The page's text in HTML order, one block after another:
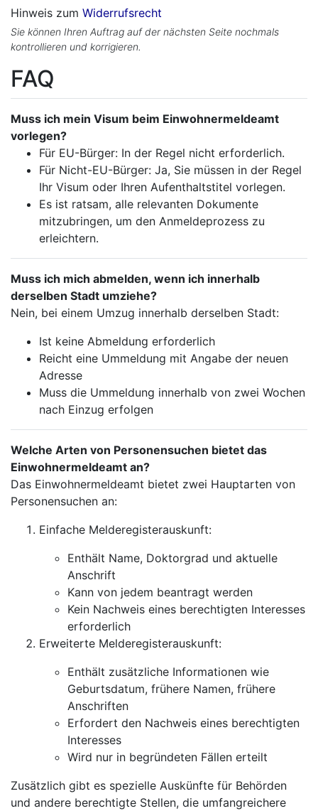
Hinweis zum Widerrufsrecht
Sie können Ihren Auftrag auf der nächsten Seite nochmals
kontrollieren und korrigieren.
FAQ
Muss ich mein Visum beim Einwohnermeldeamt
vorlegen?
Für EU-Bürger: In der Regel nicht erforderlich.
Für Nicht-EU-Bürger: Ja, Sie müssen in der Regel
Ihr Visum oder Ihren Aufenthaltstitel vorlegen.
Es ist ratsam, alle relevanten Dokumente
mitzubringen, um den Anmeldeprozess zu
erleichtern.
Muss ich mich abmelden, wenn ich innerhalb
derselben Stadt umziehe?
Nein, bei einem Umzug innerhalb derselben Stadt:
Ist keine Abmeldung erforderlich
Reicht eine Ummeldung mit Angabe der neuen
Adresse
Muss die Ummeldung innerhalb von zwei Wochen
nach Einzug erfolgen
Welche Arten von Personensuchen bietet das
Einwohnermeldeamt an?
Das Einwohnermeldeamt bietet zwei Hauptarten von
Personensuchen an:
Einfache Melderegisterauskunft:
Enthält Name, Doktorgrad und aktuelle
Anschrift
Kann von jedem beantragt werden
Kein Nachweis eines berechtigten Interesses
erforderlich
Erweiterte Melderegisterauskunft:
Enthält zusätzliche Informationen wie
Geburtsdatum, frühere Namen, frühere
Anschriften
Erfordert den Nachweis eines berechtigten
Interesses
Wird nur in begründeten Fällen erteilt
Zusätzlich gibt es spezielle Auskünfte für Behörden
und andere berechtigte Stellen, die umfangreichere